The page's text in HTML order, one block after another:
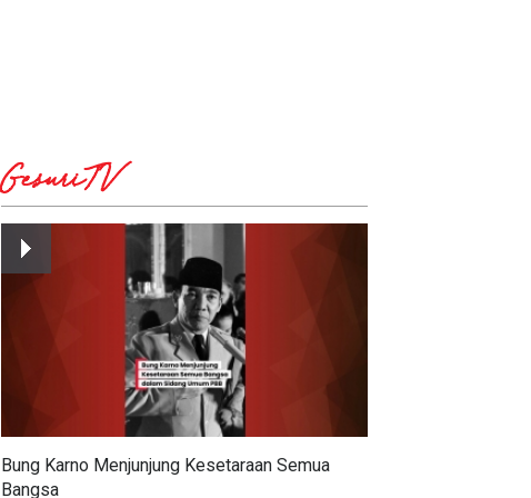
GesuriTV
Bung Karno Menjunjung Kesetaraan Semua
Bangsa